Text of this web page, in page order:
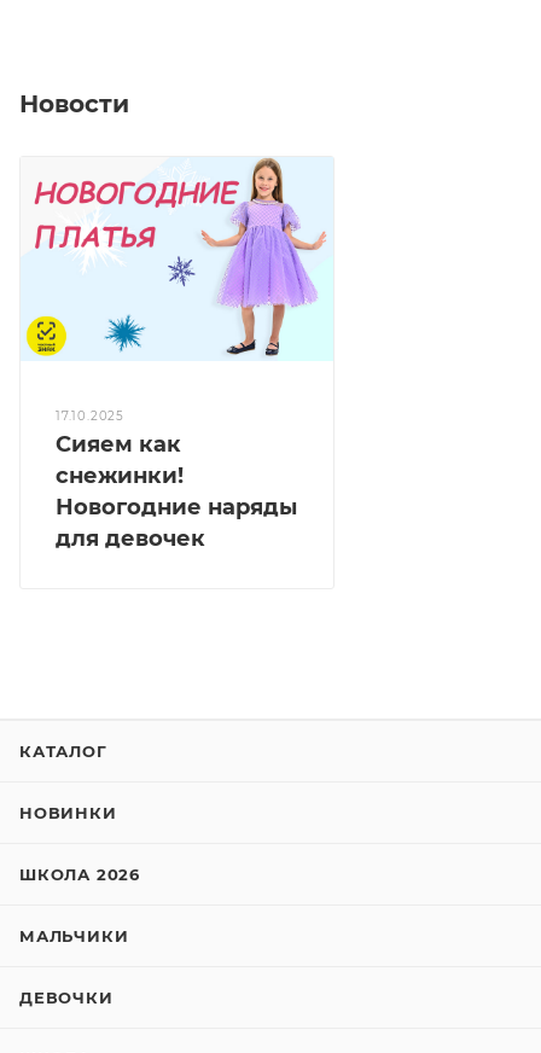
Новости
17.10.2025
Сияем как
снежинки!
Новогодние наряды
для девочек
КАТАЛОГ
НОВИНКИ
ШКОЛА 2026
МАЛЬЧИКИ
ДЕВОЧКИ